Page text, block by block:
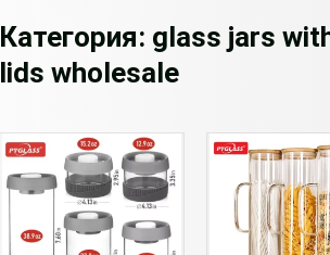
Категория: glass jars
lids wholesale